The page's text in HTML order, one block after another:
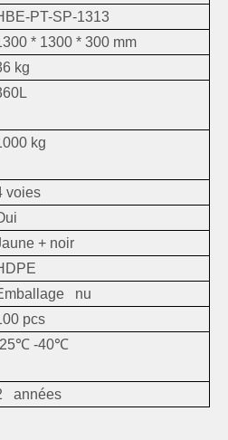
PT-SP-1313
* 1300 * 300 mm
kg
kg
voies
+ noir
nu
pcs
℃ -40℃
années